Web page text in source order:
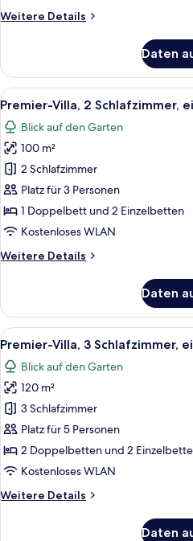
anzeigen
Weitere Details
Weitere
Villa,
Schlafzimmer,
Daten
Alle
Fotos
für
Premier-
Villa,
2 Schlafzimmer,
eigener
Pool,
anzeigen
8
Premier-Villa, 2 Schlafzimmer,
Blick auf den Garten
100 m²
2 Schlafzimmer
Platz für 3 Personen
1 Doppelbett und 2 Einzelbetten
Kostenloses WLAN
Weitere Details
Weitere
Villa,
2 Schlafzimmer,
eigener
Gartenblick
Daten
Alle
Fotos
für
Premier-
Villa,
3 Schlafzimmer,
eigener
Pool,
anzeigen
14
Premier-Villa, 3 Schlafzimmer,
Blick auf den Garten
120 m²
3 Schlafzimmer
Platz für 5 Personen
2 Doppelbetten und 2
Kostenloses WLAN
Weitere Details
Weitere
Daten